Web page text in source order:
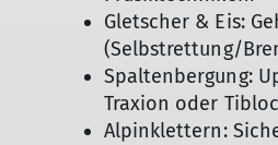
Gletscher & Eis:
(Selbstrettung/
Spaltenbergung:
Traxion oder
Alpinklettern: